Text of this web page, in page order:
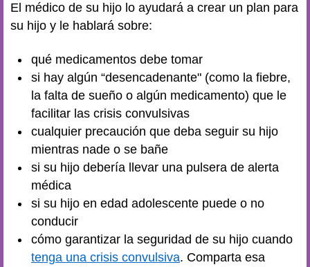
El médico de su hijo lo ayudará a crear un plan para
su hijo y le hablará sobre:
qué medicamentos debe tomar
si hay algún “desencadenante" (como la fiebre,
la falta de sueño o algún medicamento) que le
facilitar las crisis convulsivas
cualquier precaución que deba seguir su hijo
mientras nade o se bañe
si su hijo debería llevar una pulsera de alerta
médica
si su hijo en edad adolescente puede o no
conducir
cómo garantizar la seguridad de su hijo cuando
tenga una crisis convulsiva. Comparta esa